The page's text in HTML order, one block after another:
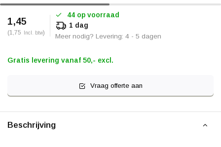
1,45
(1,75 Incl. btw)
44 op voorraad
1 dag
Meer nodig? Levering: 4 - 5 dagen
Gratis levering vanaf 50,- excl.
Vraag offerte aan
Beschrijving